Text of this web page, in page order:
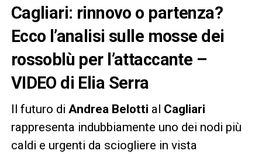
Cagliari: rinnovo o partenza?
Ecco l’analisi sulle mosse dei
rossoblù per l’attaccante –
VIDEO di Elia Serra
Il futuro di Andrea Belotti al Cagliari
rappresenta indubbiamente uno dei nodi più
caldi e urgenti da sciogliere in vista